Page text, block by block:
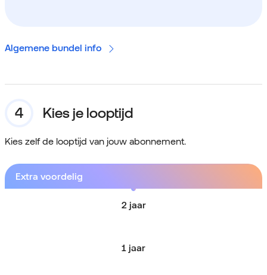
Algemene bundel info
Kies je looptijd
Kies zelf de looptijd van jouw abonnement.
Extra voordelig
2 jaar
1 jaar